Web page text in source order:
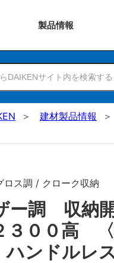
製品情報
建材製品情報
ロス調 / クローク収納
ー調 収納
００高 〈
ンドルレ